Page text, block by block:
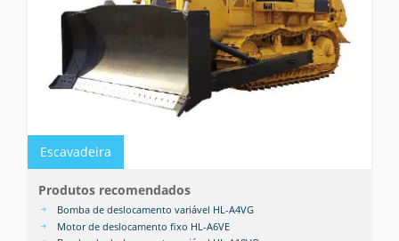
Escavadeira
Produtos recomendados
Bomba de deslocamento variável HL-A4VG
Motor de deslocamento fixo HL-A6VE